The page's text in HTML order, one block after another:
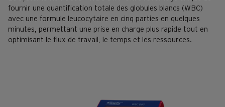
fournir une quantification totale des globules blancs (WBC)
avec une formule leucocytaire en cinq parties en quelques
minutes, permettant une prise en charge plus rapide tout en
optimisant le flux de travail, le temps et les ressources.